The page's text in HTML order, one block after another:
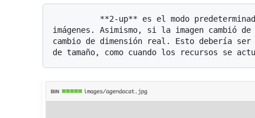
imágenes. Asimismo, si la imagen cambió
cambio de dimensión real. Esto debería ser